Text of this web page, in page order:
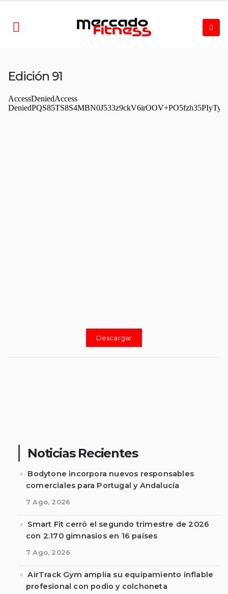
Edición 91
Descargar
Noticias Recientes
Bodytone incorpora nuevos responsables
comerciales para Portugal y Andalucía
7 Ago, 2026
Smart Fit cerró el segundo trimestre de 2026
con 2.170 gimnasios en 16 países
7 Ago, 2026
AirTrack Gym amplía su equipamiento inflable
profesional con podio y colchoneta